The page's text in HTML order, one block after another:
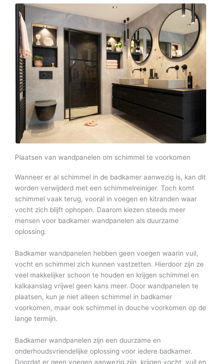
Plaatsen van wandpanelen om schimmel te voorkomen
Wanneer er al schimmel in de badkamer aanwezig is, kan dit
worden verwijderd met een schimmelreiniger. Toch komt
schimmel vaak terug, vooral in voegen en kitranden waar
vocht zich blijft ophopen. Daarom kiezen steeds meer
mensen voor badkamer wandpanelen als duurzame
oplossing.
Badkamer wandpanelen hebben geen voegen waarin vuil,
vocht en schimmel zich kunnen vastzetten. Hierdoor zijn ze
veel makkelijker schoon te houden en krijgen schimmel en
kalkaanslag vrijwel geen kans meer. Door wandpanelen te
plaatsen, kun je niet alleen schimmel in badkamer
voorkomen, maar ook schimmel in douche voorkomen op de
lange termijn.
Badkamer wandpanelen zijn een duurzame en
onderhoudsvriendelijke oplossing voor iedere badkamer.
Doordat er geen voegen aanwezig zijn, krijgen vocht, vuil en